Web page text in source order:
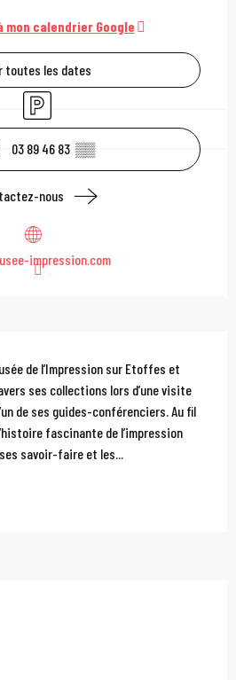
mon calendrier Google
toutes les dates
Parking
03 89 46 83 ▒▒
nous
impression.com
de l’Impression sur Etoffes et
ses collections lors d’une visite
de ses guides-conférenciers. Au fil
fascinante de l’impression
savoir-faire et les...